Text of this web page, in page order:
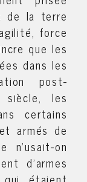
de la terre
agilité, force
que les
dans les
post-
siècle, les
certains
armés de
n'usait-on
d'armes